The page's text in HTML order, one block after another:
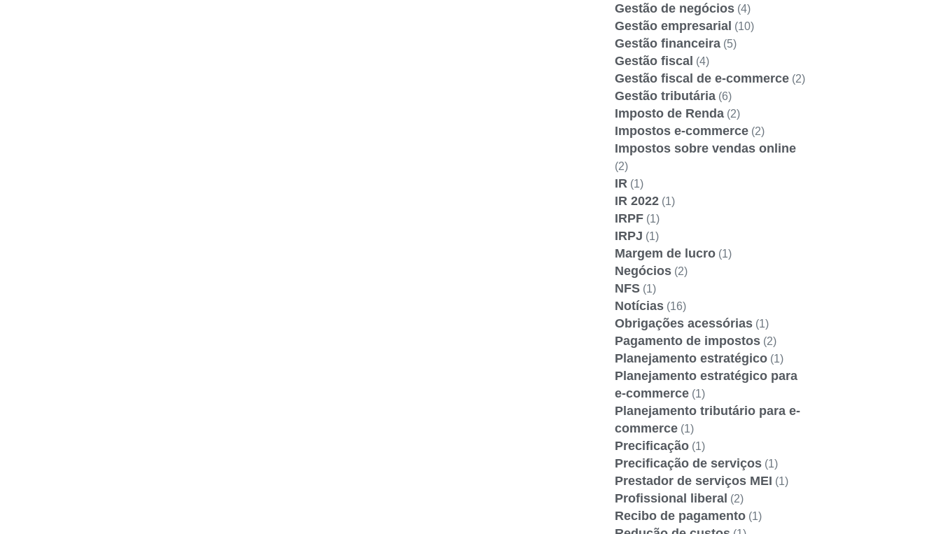
Gestão de negócios(4)
Gestão empresarial (10)
Gestão financeira(5)
Gestão fiscal (4)
Gestão fiscal de e-commerce(2)
Gestão tributária(6)
Imposto de Renda(2)
Impostos e-commerce(2)
Impostos sobre vendas online
(2)
IR (1)
IR 2022(1)
IRPF(1)
IRPJ (1)
Margem de lucro(1)
Negócios(2)
NFS(1)
Notícias(16)
Obrigações acessórias(1)
Pagamento de impostos(2)
Planejamento estratégico(1)
Planejamento estratégico para
e-commerce(1)
Planejamento tributário para e-
commerce(1)
Precificação(1)
Precificação de serviços(1)
Prestador de serviços MEI (1)
Profissional liberal (2)
Recibo de pagamento(1)